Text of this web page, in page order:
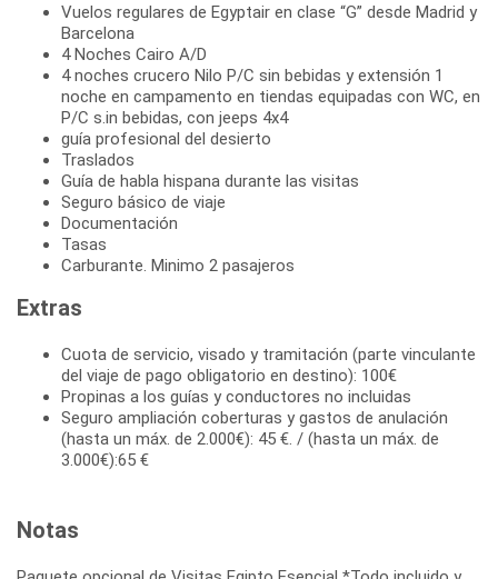
Vuelos regulares de Egyptair en clase “G” desde Madrid y
Barcelona
4 Noches Cairo A/D
4 noches crucero Nilo P/C sin bebidas y extensión 1
noche en campamento en tiendas equipadas con WC, en
P/C s.in bebidas, con jeeps 4x4
guía profesional del desierto
Traslados
Guía de habla hispana durante las visitas
Seguro básico de viaje
Documentación
Tasas
Carburante. Minimo 2 pasajeros
Extras
Cuota de servicio, visado y tramitación (parte vinculante
del viaje de pago obligatorio en destino): 100€
Propinas a los guías y conductores no incluidas
Seguro ampliación coberturas y gastos de anulación
(hasta un máx. de 2.000€): 45 €. / (hasta un máx. de
3.000€):65 €
Notas